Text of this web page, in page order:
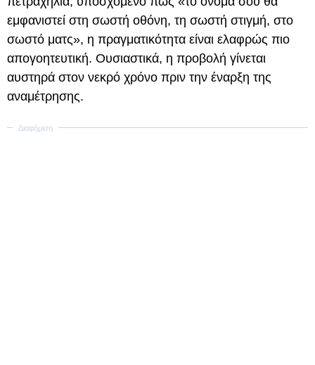
εμφανιστεί στη σωστή οθόνη, τη σωστή στιγμή, στο
σωστό ματς», η πραγματικότητα είναι ελαφρώς πιο
απογοητευτική. Ουσιαστικά, η προβολή γίνεται
αυστηρά στον νεκρό χρόνο πριν την έναρξη της
αναμέτρησης.